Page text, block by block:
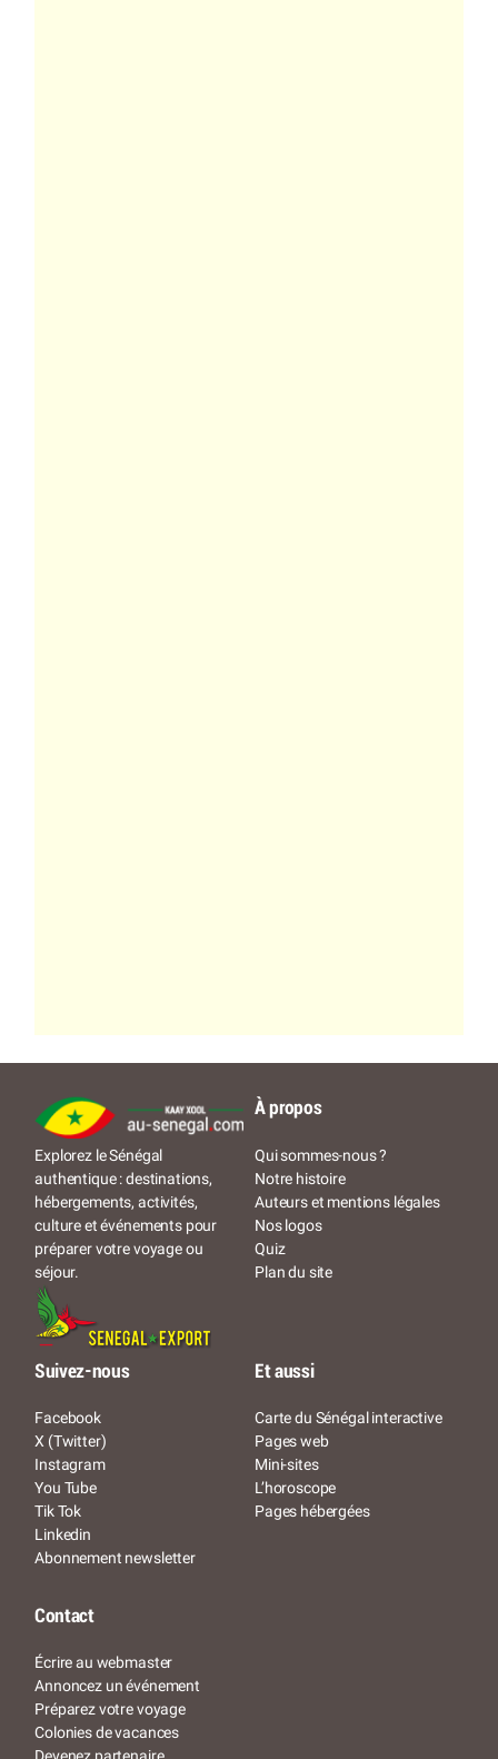
Explorez le Sénégal
authentique : destinations,
hébergements, activités,
culture et événements pour
préparer votre voyage ou
séjour.
À propos
Qui sommes-nous ?
Notre histoire
Auteurs et mentions légales
Nos logos
Quiz
Plan du site
Suivez-nous
Facebook
X (Twitter)
Instagram
You Tube
Tik Tok
Linkedin
Abonnement newsletter
Et aussi
Carte du Sénégal interactive
Pages web
Mini-sites
L’horoscope
Pages hébergées
Contact
Écrire au webmaster
Annoncez un événement
Préparez votre voyage
Colonies de vacances